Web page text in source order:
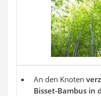
An den Knoten
Bisset-Bambus in